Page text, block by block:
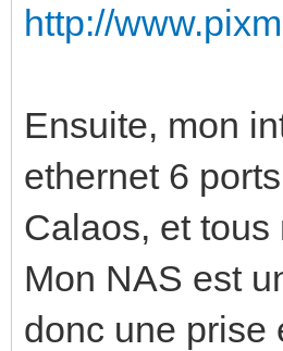
http://
Ensuite, mon
ethernet 6
Calaos, et
Mon NAS est
donc une prise